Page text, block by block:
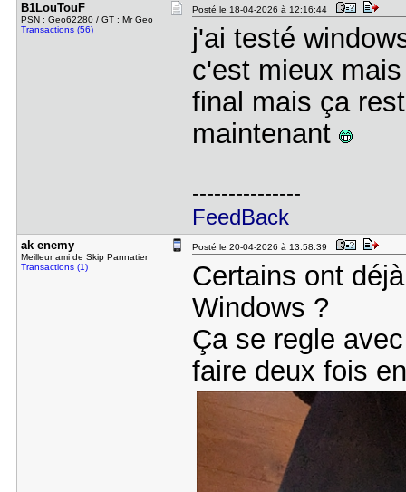
B1LouTouF
PSN : Geo62280 / GT : Mr Geo
Transactions (56)
Posté le 18-04-2026 à 12:16:44
j'ai testé
c'est mieux
final mais ça
maintenant
---------------
FeedBack
ak enemy
Meilleur ami de Skip Pannatier
Transactions (1)
Posté le 20-04-2026 à 13:58:39
Certains ont
Windows ?
Ça se regle
faire deux fois